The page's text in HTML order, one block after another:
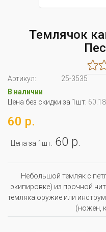
Темлячок
Артикул:
25-3535
В наличии
Цена без скидки за 1шт:
60 р.
Цена за 1шт: 60 р.
Небольшой темляк с
экипировке) из прочной
темляка оружие или
(ножен,